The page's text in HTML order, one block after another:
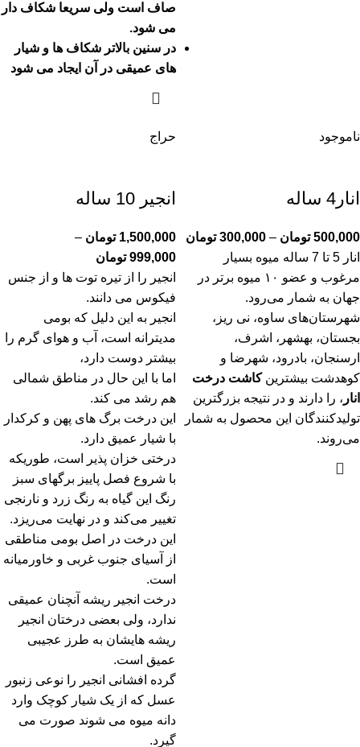
صاف است ولی سریعا شکاف دار
می شود.
در سنین بالاتر شکاف ها و شیار
های عمیقی در آن ایجاد می شود
ناموجود
انار4 ساله
500,000 تومان –
300,000 تومان
انار 5 تا 7 ساله میوه بسیار
مرغوب‌ و عضو ۱۰ میوه برتر در
جهان به شمار می‌رود.
شهرستان‌های ساوه، نی ریز،
بجستان، بهشهر، اشرف،
ارسنجان، بادرود، شهرضا و
کوهدشت بیشترینکاشت درخت
انار ، را دارند و در نتیجه بزرگترین
تولیدکنندگان این محصول به شمار
می‌روند.
حراج
انجیر 10 ساله
1,500,000 تومان –
999,000 تومان
انجیر را از تیره توت ها و از جنس
فیکوس می دانند.
انجیر به این دلیل که بومی
مدیترانه است، آب و هوای گرم را
بیشتر دوست دارد،
اما با این حال در مناطق شمالی
هم رشد می کند.
این درخت برگ های پهن و کرکدار
با شیار عمیق دارد.
درختی خزان پذیر است، طوریکه
با شروع فصل پاییز برگهای سبز
رنگ این گیاه به رنگ زرد و نارنجی
تغییر می‌کند و در نهایت می‌ریزد.
این درخت در اصل بومی مناطقی
از آسیای جنوب غربی و خاورمیانه
است.
درخت انجیر ریشه آنچنان عمیقی
ندارد، ولی بعضی درختان انجیر
ریشه هایشان به طرز عجیبی
عمیق است.
گرده افشانی انجیر را نوعی زنبور
عسل که از یک شیار کوچک وارد
دانه میوه می شوند صورت می
گیرد.